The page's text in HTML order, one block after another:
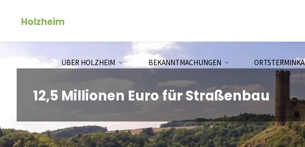
Holzheim
ÜBER HOLZHEIM BEKANNTMACHUNGEN
12,5 Millionen Euro für Straßenbau